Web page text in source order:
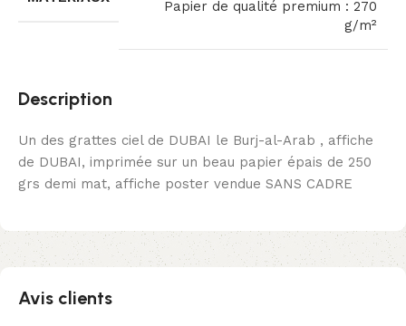
Papier de qualité premium : 270
g/m²
Description
Un des grattes ciel de DUBAI le Burj-al-Arab , affiche
de DUBAI, imprimée sur un beau papier épais de 250
grs demi mat, affiche poster vendue SANS CADRE
Avis clients